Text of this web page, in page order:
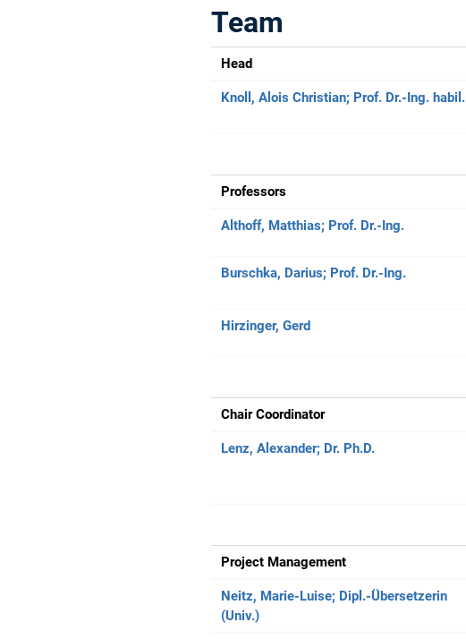
Team
Head
Knoll, Alois Christian; Prof. Dr.-Ing. habil.
Professors
Althoff, Matthias; Prof. Dr.-Ing.
Burschka, Darius; Prof. Dr.-Ing.
Hirzinger, Gerd
Chair Coordinator
Lenz, Alexander; Dr. Ph.D.
Project Management
Neitz, Marie-Luise; Dipl.-Übersetzerin
(Univ.)